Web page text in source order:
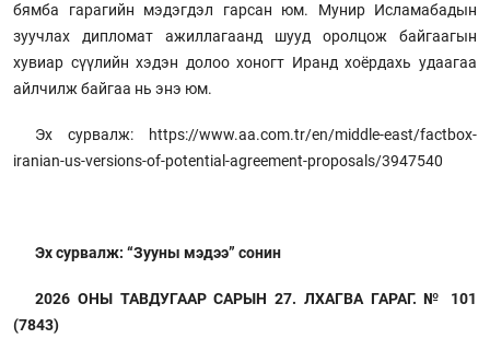
бямба гарагийн мэдэгдэл гарсан юм. Мунир Исламабадын
зуучлах дипломат ажиллагаанд шууд оролцож байгаагын
хувиар сүүлийн хэдэн долоо хоногт Иранд хоёрдахь удаагаа
айлчилж байгаа нь энэ юм.
Эх сурвалж: https://www.aa.com.tr/en/middle-east/factbox-
iranian-us-versions-of-potential-agreement-proposals/3947540
Эх сурвалж: “Зууны мэдээ” сонин
2026 ОНЫ ТАВДУГААР САРЫН 27. ЛХАГВА ГАРАГ. № 101
(7843)